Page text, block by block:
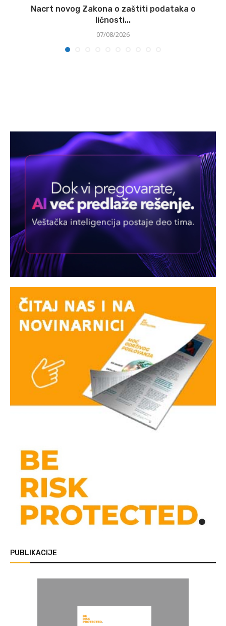
Nacrt novog Zakona o zaštiti podataka o
ličnosti...
07/08/2026
PUBLIKACIJE